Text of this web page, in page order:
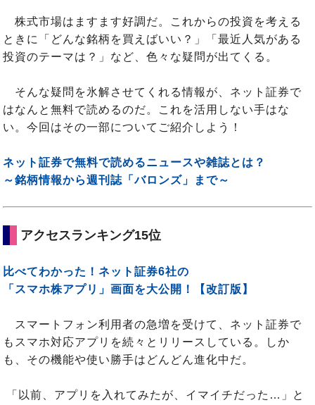
株式市場はますます好調だ。これからの投資を考える
ときに「どんな銘柄を買えばいい？」「最近人気がある
投資のテーマは？」など、色々な疑問が出てくる。
そんな疑問を氷解させてくれる情報が、ネット証券で
はなんと無料で読めるのだ。これを活用しない手はな
い。今回はその一部についてご紹介しよう！
ネット証券で無料で読めるニュースや雑誌とは？
～銘柄情報から週刊誌「バロンズ」まで～
アクセスランキング15位
比べてわかった！ネット証券6社の
「スマホ株アプリ」画面を大公開！【改訂版】
スマートフォン利用者の急増を受けて、ネット証券で
もスマホ対応アプリを続々とリリースしている。しか
も、その機能や使い勝手はどんどん進化中だ。
「以前、アプリを入れてみたが、イマイチだった…」と